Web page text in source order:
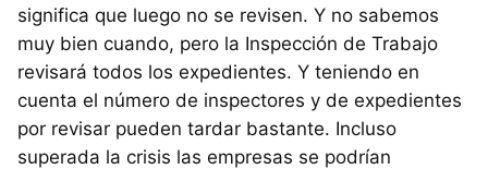
significa que luego no se revisen. Y no sabemos
muy bien cuando, pero la Inspección de Trabajo
revisará todos los expedientes. Y teniendo en
cuenta el número de inspectores y de expedientes
por revisar pueden tardar bastante. Incluso
superada la crisis las empresas se podrían